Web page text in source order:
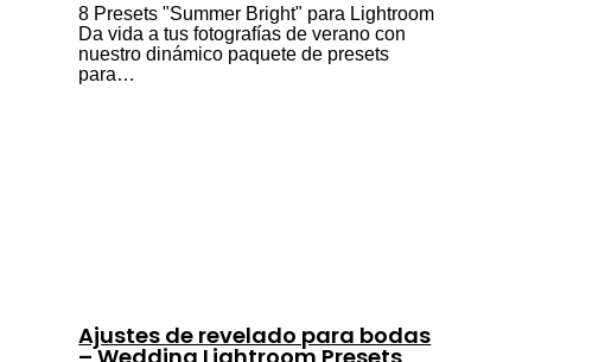
8 Presets "Summer Bright" para Lightroom
Da vida a tus fotografías de verano con
nuestro dinámico paquete de presets
para…
Ajustes de revelado para bodas